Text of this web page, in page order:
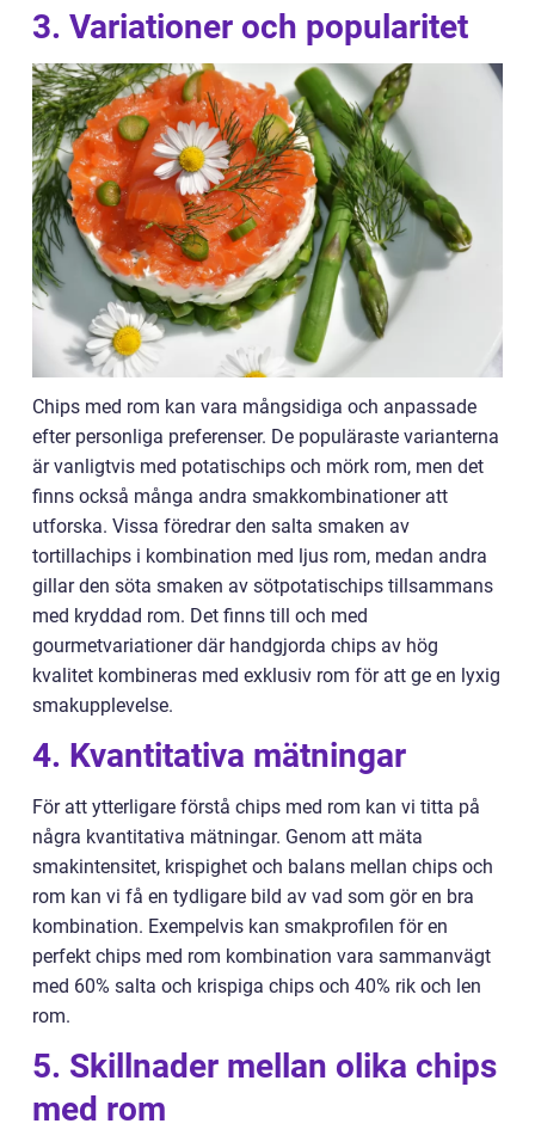
3. Variationer och popularitet
Chips med rom kan vara mångsidiga och anpassade
efter personliga preferenser. De populäraste varianterna
är vanligtvis med potatischips och mörk rom, men det
finns också många andra smakkombinationer att
utforska. Vissa föredrar den salta smaken av
tortillachips i kombination med ljus rom, medan andra
gillar den söta smaken av sötpotatischips tillsammans
med kryddad rom. Det finns till och med
gourmetvariationer där handgjorda chips av hög
kvalitet kombineras med exklusiv rom för att ge en lyxig
smakupplevelse.
4. Kvantitativa mätningar
För att ytterligare förstå chips med rom kan vi titta på
några kvantitativa mätningar. Genom att mäta
smakintensitet, krispighet och balans mellan chips och
rom kan vi få en tydligare bild av vad som gör en bra
kombination. Exempelvis kan smakprofilen för en
perfekt chips med rom kombination vara sammanvägt
med 60% salta och krispiga chips och 40% rik och len
rom.
5. Skillnader mellan olika chips
med rom